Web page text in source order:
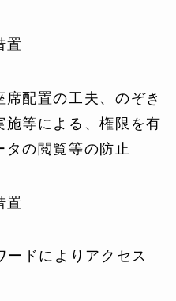
置
席配置の工夫、のぞき
等による、権限を有
タの閲覧等の防止
置
ードによりアクセス